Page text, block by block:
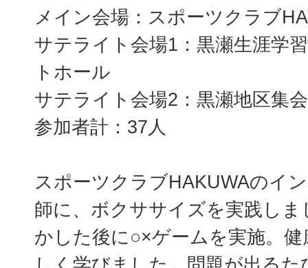
メイン会場：スポーツクラブ
サテライト会場1：黒瀬生涯学
トホール
サテライト会場2：黒瀬地区集
参加者計：37人
スポーツクラブHAKUWAのイ
師に、ボクササイズを実践しま
かした後に○×ゲームを実施。